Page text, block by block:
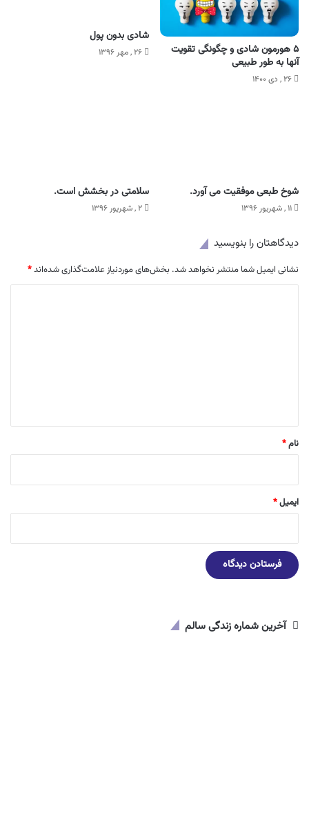
۵ هورمون شادی و چگونگی تقویت
آنها به طور طبیعی
۲۶ , دی ۱۴۰۰
شادی بدون پول
۲۶ , مهر ۱۳۹۶
شوخ طبعی موفقیت می آورد.
۱۱ , شهریور ۱۳۹۶
سلامتی در بخشش است.
۲ , شهریور ۱۳۹۶
دیدگاهتان را بنویسید
نشانی ایمیل شما منتشر نخواهد شد. بخش‌های موردنیاز علامت‌گذاری شده‌اند*
نام*
ایمیل*
آخرین شماره زندگی سالم